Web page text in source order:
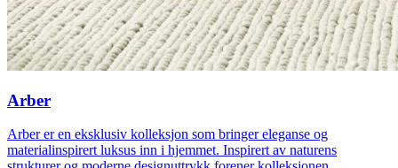
Arber
Arber er en eksklusiv kolleksjon som bringer eleganse og
materialinspirert luksus inn i hjemmet. Inspirert av naturens